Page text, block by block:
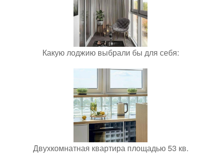
Какую лоджию выбрали бы для себя:
Двухкомнатная квартира площадью 53 кв.